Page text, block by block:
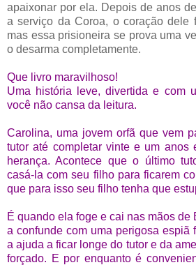
apaixonar por ela. Depois de anos
a serviço da Coroa, o coração dele
mas essa prisioneira se prova uma
o desarma completamente.
Que livro maravilhoso!
Uma história leve, divertida e com
você não cansa da leitura.
Carolina, uma jovem orfã que vem
tutor até completar vinte e um anos
herança. Acontece que o último
casá-la com seu filho para ficarem
que para isso seu filho tenha que
É quando ela foge e cai nas mãos de
a confunde com uma perigosa espiã
a ajuda a ficar longe do tutor e da
forçado. E por enquanto é